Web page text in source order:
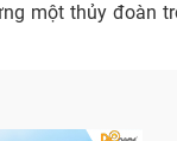
một thủy đoàn